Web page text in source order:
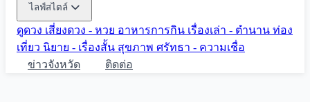
ไลฟ์สไตล์
ดูดวง เสี่ยงดวง - หวย อาหารการกิน เรื่องเล่า - ตำนาน ท่อง
เที่ยว นิยาย - เรื่องสั้น สุขภาพ ศรัทธา - ความเชื่อ
ข่าวจังหวัด
ติดต่อ